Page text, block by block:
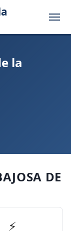
la
DE
⚡